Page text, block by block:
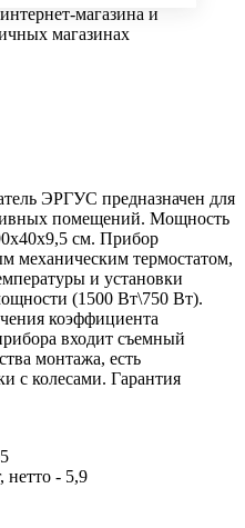
магазина и
магазинах
ЭРГУС предназначен для
помещений. Мощность
см. Прибор
механическим термостатом,
и установки
(1500 Вт\750 Вт).
коэффициента
входит съемный
монтажа, есть
с колесами. Гарантия
нетто - 5,9